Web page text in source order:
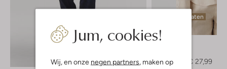
Jum, cookies!
Wij, en onze negen partners , maken op
Laatste maten
€ 69,99
€ 27,99